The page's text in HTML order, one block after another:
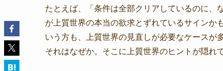
たとえば、「条件は全部クリアしているのに、
が上質世界の本当の欲求とずれているサインか
いう方も、上質世界の見直しが必要なケースが
それはなぜか。そこに上質世界のヒントが隠れ